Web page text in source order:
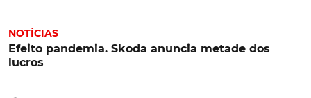
NOTÍCIAS
Efeito pandemia. Skoda anuncia metade dos
lucros